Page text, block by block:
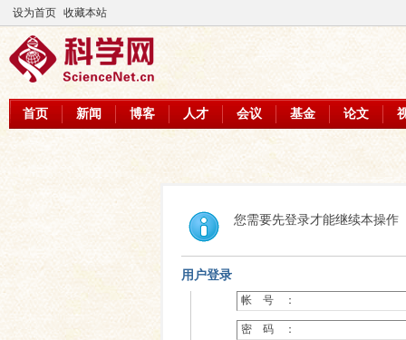
设为首页 收藏本站
首页 新闻 博客 人才 会议 基金 论文
您需要先登录才能继续本操作
用户登录
帐 号 ：
密 码 ：